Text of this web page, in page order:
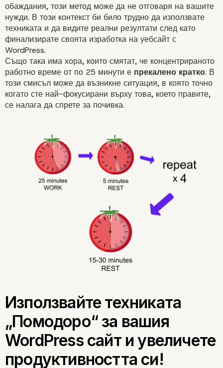
5. Направете кратка
обаждания, този метод може да не отговаря на вашите
нужди. В този контекст би било трудно да използвате
техниката и да видите реални резултати след като
финализирате своята изработка на уебсайт с
WordPress.
Също така има хора, които смятат, че концентрираното
работно време от по 25 минути е прекалено кратко. В
този смисъл може да възникне ситуация, в която точно
когато сте най-фокусирани върху това, което правите,
се налага да спрете за почивка.